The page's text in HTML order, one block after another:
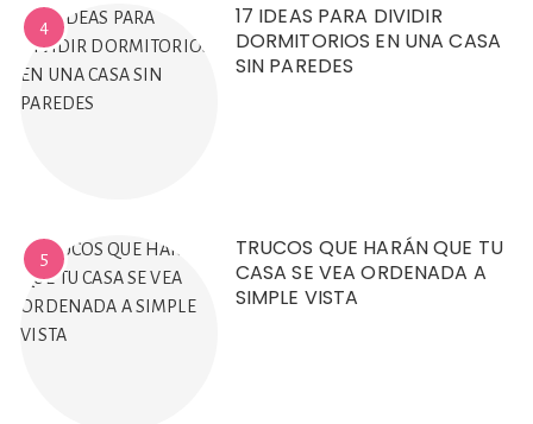
4
17 IDEAS PARA DIVIDIR
DORMITORIOS EN UNA CASA
SIN PAREDES
5
TRUCOS QUE HARÁN QUE TU
CASA SE VEA ORDENADA A
SIMPLE VISTA